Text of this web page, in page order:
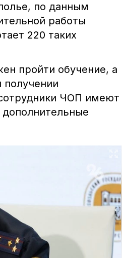
по данным
работы
220 таких
пройти обучение, а
получении
ЧОП имеют